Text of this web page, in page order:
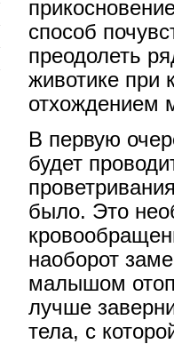
способ
преодолеть
животике при
отхождением
В первую
будет
было. Это
наоборот
малышом
лучше
тела, с